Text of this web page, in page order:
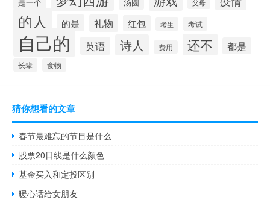
父母
的人 的是 礼物 红包 考生 考试
自己的 英语 诗人 费用 还不 都是
长辈 食物
猜你想看的文章
春节最难忘的节目是什么
股票20日线是什么颜色
基金买入和定投区别
暖心话给女朋友